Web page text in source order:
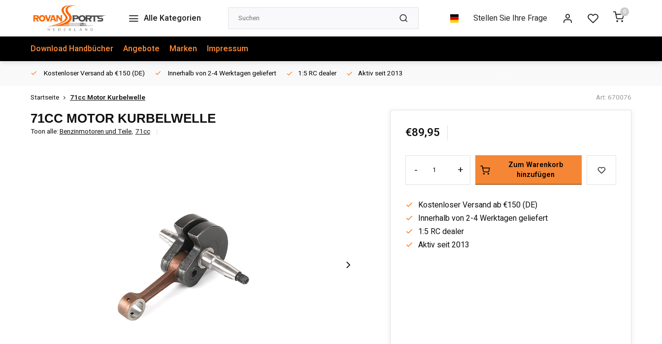
Alle Kategorien Stellen Sie Ihre Frage
0
Download Handbücher Angebote Marken Impressum
Kostenloser Versand ab €150 (DE) Innerhalb von 2-4 Werktagen geliefert 1:5 RC dealer Aktiv seit 2013
Startseite 71cc Motor Kurbelwelle Art: 670076
71CC MOTOR KURBELWELLE
Toon alle:Benzinmotoren und Teile, 71cc €89,95
- +
Zum Warenkorb
hinzufügen
Kostenloser Versand ab €150 (DE)
Innerhalb von 2-4 Werktagen geliefert
1:5 RC dealer
Aktiv seit 2013